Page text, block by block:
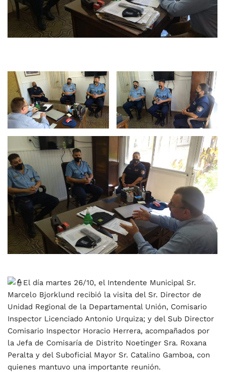
El día martes 26/10, el Intendente Municipal Sr.
Marcelo Bjorklund recibió la visita del Sr. Director de
Unidad Regional de la Departamental Unión, Comisario
Inspector Licenciado Antonio Urquiza; y del Sub Director
Comisario Inspector Horacio Herrera, acompañados por
la Jefa de Comisaría de Distrito Noetinger Sra. Roxana
Peralta y del Suboficial Mayor Sr. Catalino Gamboa, con
quienes mantuvo una importante reunión.